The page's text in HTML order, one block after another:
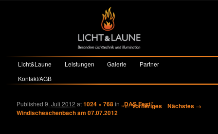
Hauptmenü
Zum primären Inhalt springen
Zum sekundären Inhalt springen
Licht&Laune Leistungen Galerie
Partner
Kontakt/AGB
Bilder-Navigation
← Vorheriges Nächstes →
Published9. Juli 2012 at1024 × 768in „DAS Fest“,
Windischeschenbach am 07.07.2012